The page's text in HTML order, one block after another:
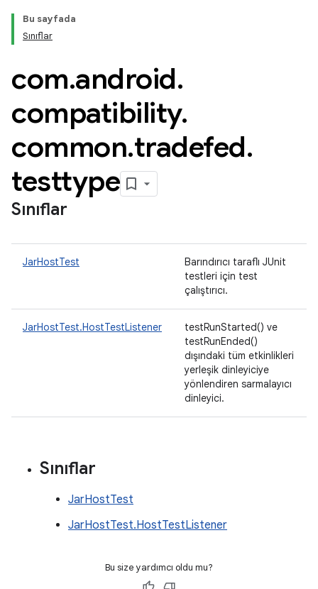
Bu sayfada
Sınıflar
com.android.
compatibility.
common.tradefed.
testtype
Sınıflar
JarHostTest
Barındırıcı taraflı JUnit
testleri için test
çalıştırıcı.
JarHostTest.HostTestListener
testRunStarted() ve
testRunEnded()
dışındaki tüm etkinlikleri
yerleşik dinleyiciye
yönlendiren sarmalayıcı
dinleyici.
Sınıflar
JarHostTest
JarHostTest.HostTestListener
Bu size yardımcı oldu mu?